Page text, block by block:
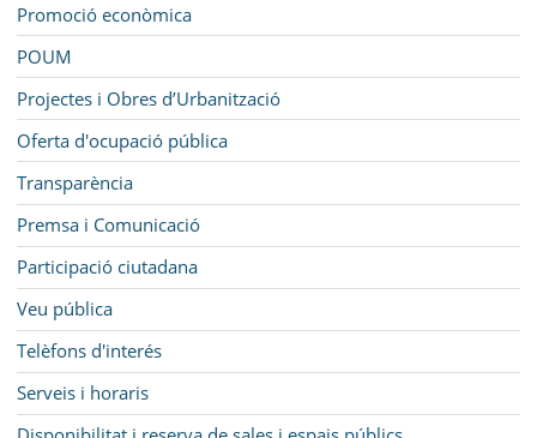
Promoció econòmica
POUM
Projectes i Obres d’Urbanització
Oferta d'ocupació pública
Transparència
Premsa i Comunicació
Participació ciutadana
Veu pública
Telèfons d'interés
Serveis i horaris